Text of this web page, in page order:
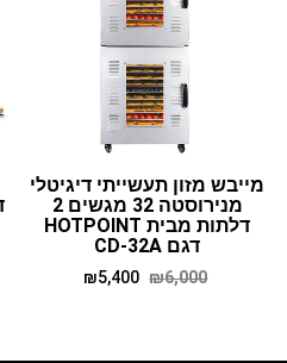
מייבש מזון תעשייתי דיגיטלי
מנירוסטה 32 מגשים 2
דלתות מבית HOTPOINT
דגם CD-32A
₪6,000
₪5,400